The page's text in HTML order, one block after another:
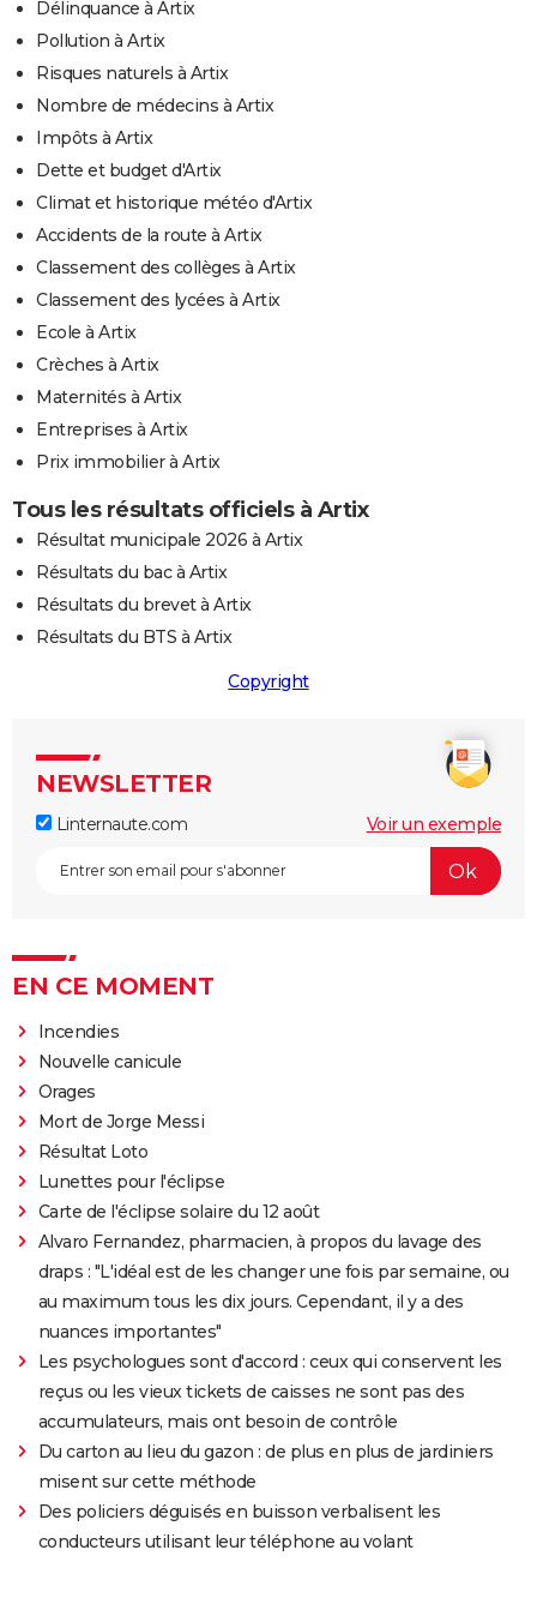
Délinquance à Artix
Pollution à Artix
Risques naturels à Artix
Nombre de médecins à Artix
Impôts à Artix
Dette et budget d'Artix
Climat et historique météo d'Artix
Accidents de la route à Artix
Classement des collèges à Artix
Classement des lycées à Artix
Ecole à Artix
Crèches à Artix
Maternités à Artix
Entreprises à Artix
Prix immobilier à Artix
Tous les résultats officiels à Artix
Résultat municipale 2026 à Artix
Résultats du bac à Artix
Résultats du brevet à Artix
Résultats du BTS à Artix
Copyright
NEWSLETTER
Linternaute.com Voir un exemple
EN CE MOMENT
Incendies
Nouvelle canicule
Orages
Mort de Jorge Messi
Résultat Loto
Lunettes pour l'éclipse
Carte de l'éclipse solaire du 12 août
Alvaro Fernandez, pharmacien, à propos du lavage des
draps : "L'idéal est de les changer une fois par semaine, ou
au maximum tous les dix jours. Cependant, il y a des
nuances importantes"
Les psychologues sont d'accord : ceux qui conservent les
reçus ou les vieux tickets de caisses ne sont pas des
accumulateurs, mais ont besoin de contrôle
Du carton au lieu du gazon : de plus en plus de jardiniers
misent sur cette méthode
Des policiers déguisés en buisson verbalisent les
conducteurs utilisant leur téléphone au volant